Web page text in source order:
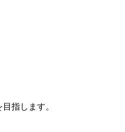
指します。